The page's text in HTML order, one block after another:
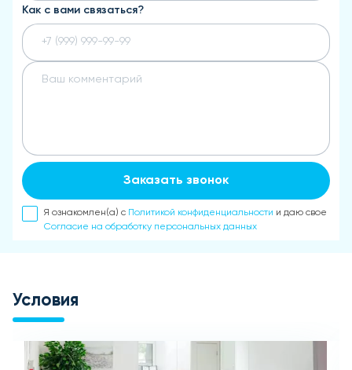
Как с вами связаться?
Заказать звонок
Я ознакомлен(а) с Политикой конфиденциальности и даю свое
Согласие на обработку персональных данных
Условия